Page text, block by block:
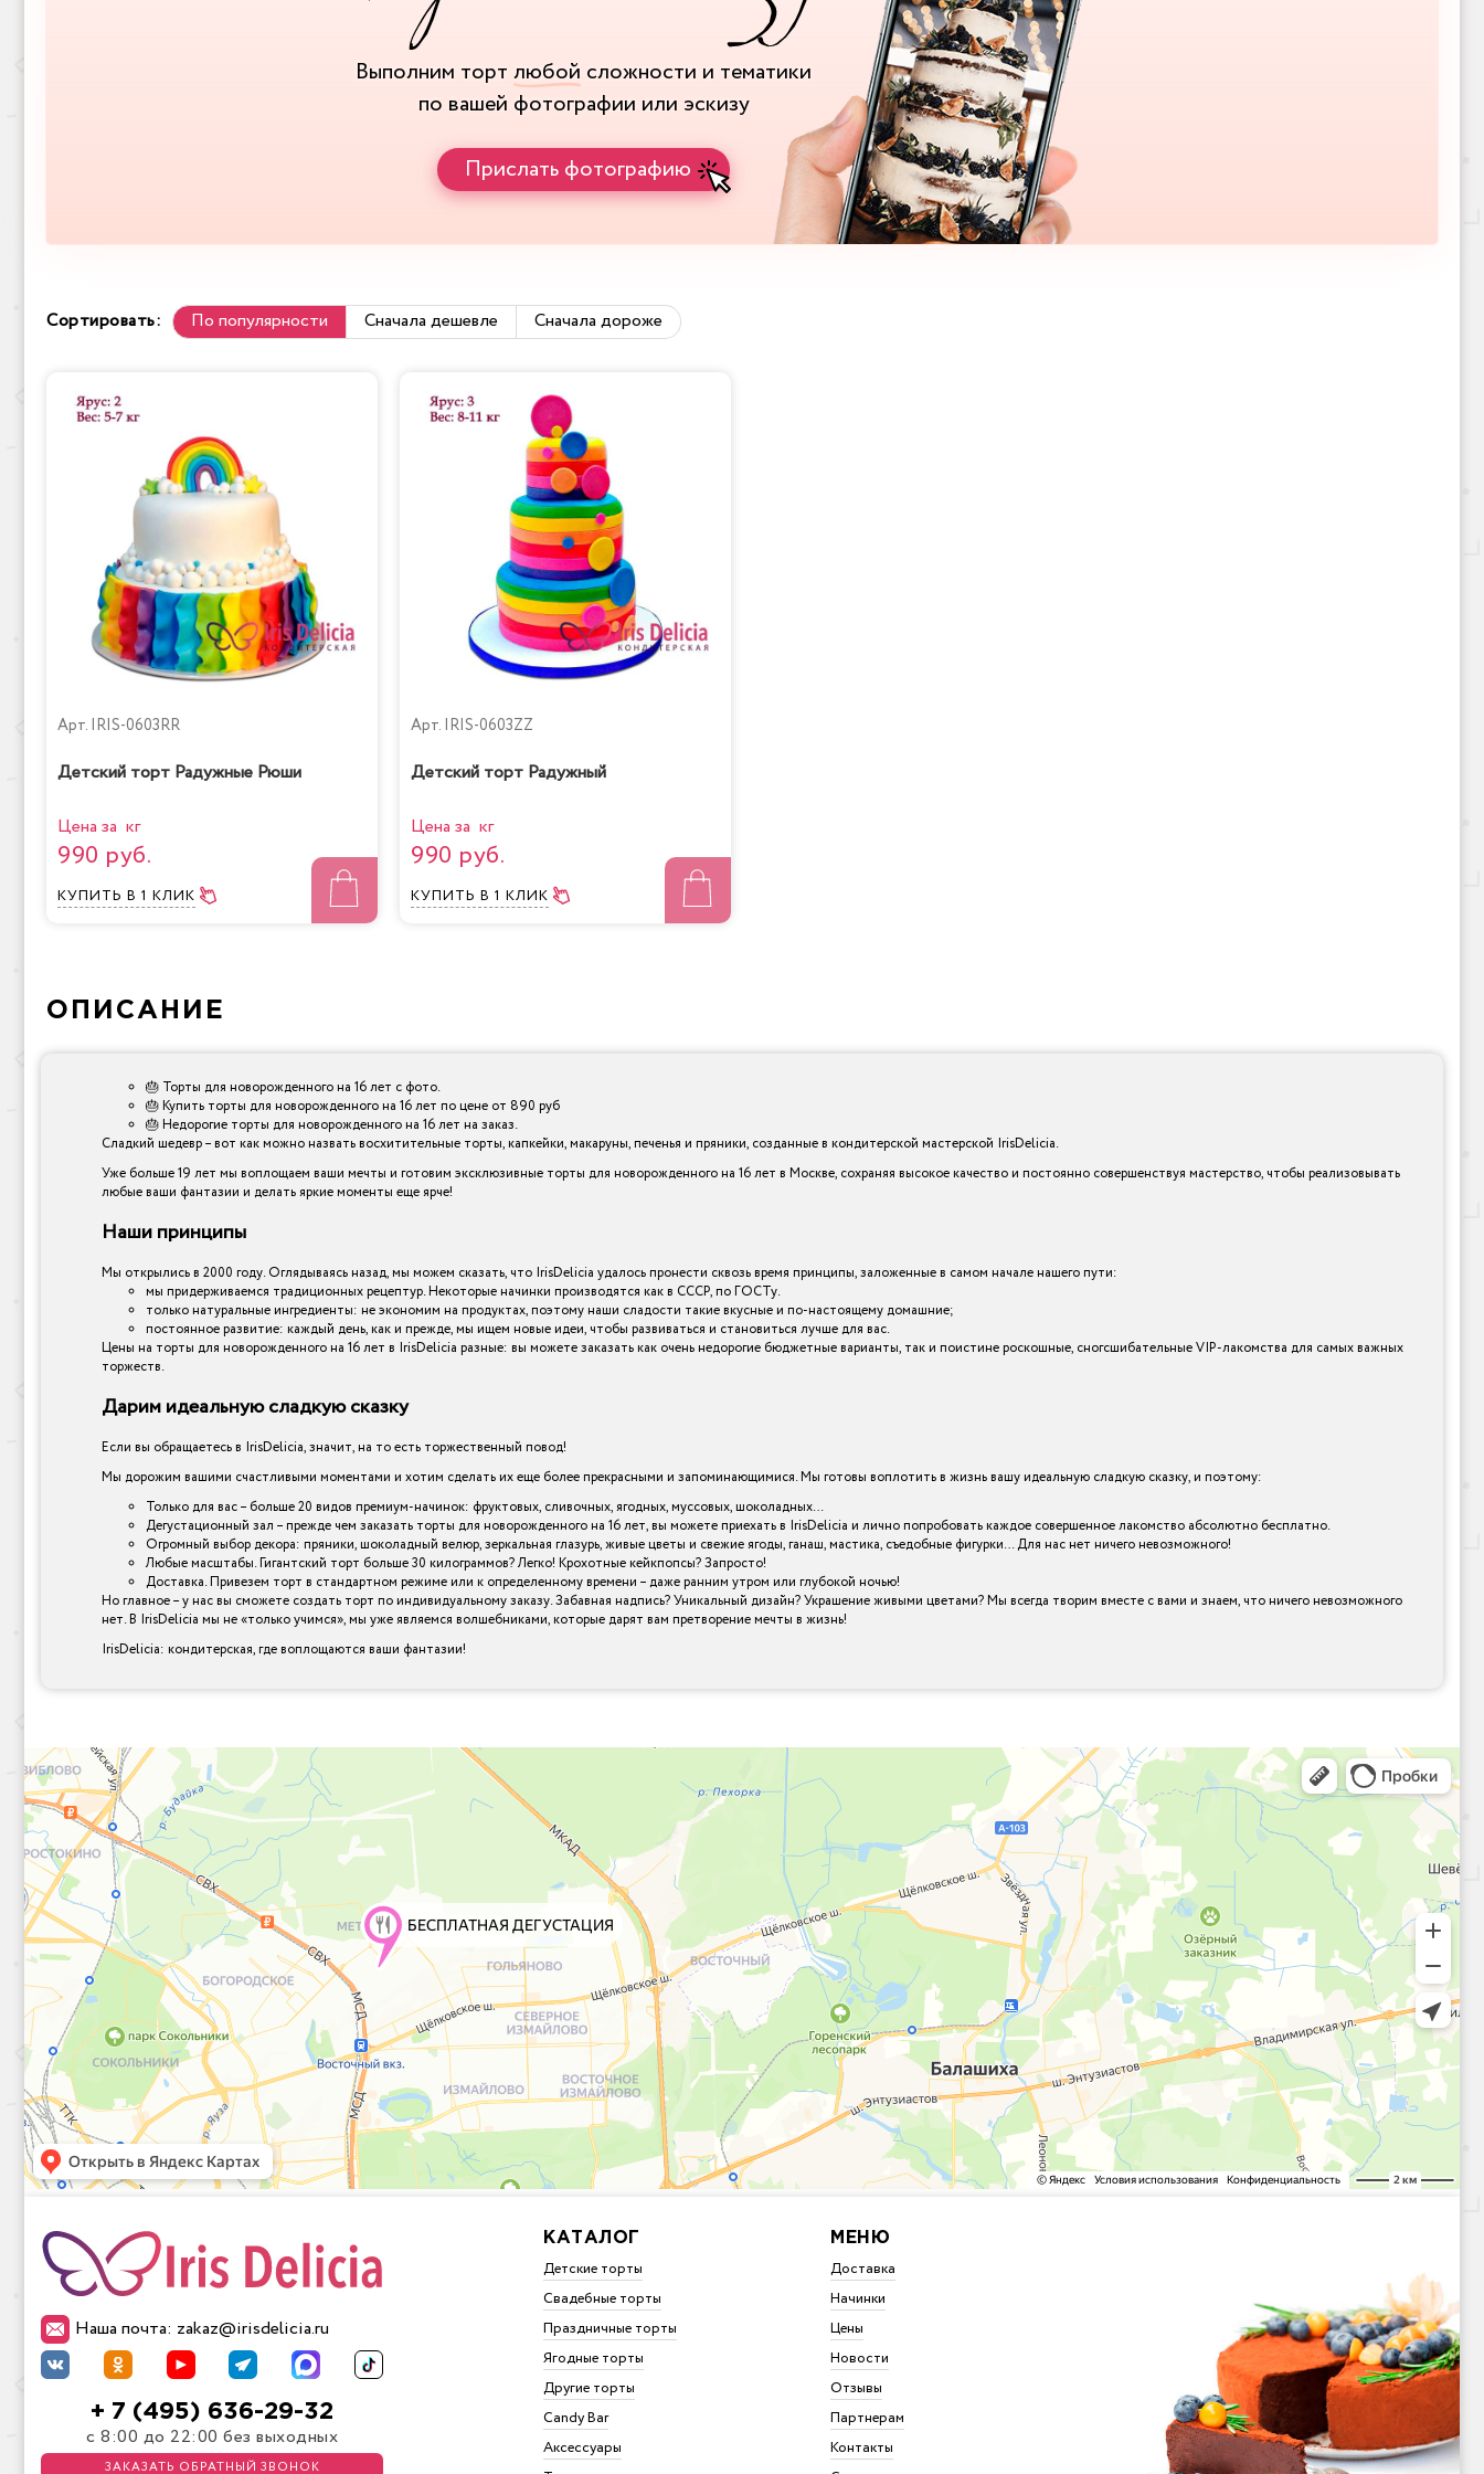
Выполним торт любой сложности и тематики
по вашей фотографии или эскизу
Прислать фотографию
Сортировать: По популярности Сначала дешевле Сначала дороже
Арт. IRIS-0603RR
Детский торт Радужные Рюши
Цена за кг
990 руб.
КУПИТЬ В 1 КЛИК
Арт. IRIS-0603ZZ
Детский торт Радужный
Цена за кг
990 руб.
КУПИТЬ В 1 КЛИК
ОПИСАНИЕ
🎂 Торты для новорожденного на 16 лет с фото.
🎂 Купить торты для новорожденного на 16 лет по цене от 890 руб
🎂 Недорогие торты для новорожденного на 16 лет на заказ.
Сладкий шедевр – вот как можно назвать восхитительные торты, капкейки, макаруны, печенья и пряники, созданные в кондитерской мастерской IrisDelicia.
Уже больше 19 лет мы воплощаем ваши мечты и готовим эксклюзивные торты для новорожденного на 16 лет в Москве, сохраняя высокое качество и постоянно совершенствуя мастерство, чтобы реализовывать
любые ваши фантазии и делать яркие моменты еще ярче!
Наши принципы
Мы открылись в 2000 году. Оглядываясь назад, мы можем сказать, что IrisDelicia удалось пронести сквозь время принципы, заложенные в самом начале нашего пути:
мы придерживаемся традиционных рецептур. Некоторые начинки производятся как в СССР, по ГОСТу.
только натуральные ингредиенты: не экономим на продуктах, поэтому наши сладости такие вкусные и по-настоящему домашние;
постоянное развитие: каждый день, как и прежде, мы ищем новые идеи, чтобы развиваться и становиться лучше для вас.
Цены на торты для новорожденного на 16 лет в IrisDelicia разные: вы можете заказать как очень недорогие бюджетные варианты, так и поистине роскошные, сногсшибательные VIP-лакомства для самых важных
торжеств.
Дарим идеальную сладкую сказку
Если вы обращаетесь в IrisDelicia, значит, на то есть торжественный повод!
Мы дорожим вашими счастливыми моментами и хотим сделать их еще более прекрасными и запоминающимися. Мы готовы воплотить в жизнь вашу идеальную сладкую сказку, и поэтому:
Только для вас – больше 20 видов премиум-начинок: фруктовых, сливочных, ягодных, муссовых, шоколадных…
Дегустационный зал – прежде чем заказать торты для новорожденного на 16 лет, вы можете приехать в IrisDelicia и лично попробовать каждое совершенное лакомство абсолютно бесплатно.
Огромный выбор декора: пряники, шоколадный велюр, зеркальная глазурь, живые цветы и свежие ягоды, ганаш, мастика, съедобные фигурки… Для нас нет ничего невозможного!
Любые масштабы. Гигантский торт больше 30 килограммов? Легко! Крохотные кейкпопсы? Запросто!
Доставка. Привезем торт в стандартном режиме или к определенному времени – даже ранним утром или глубокой ночью!
Но главное – у нас вы сможете создать торт по индивидуальному заказу. Забавная надпись? Уникальный дизайн? Украшение живыми цветами? Мы всегда творим вместе с вами и знаем, что ничего невозможного
нет. В IrisDelicia мы не «только учимся», мы уже являемся волшебниками, которые дарят вам претворение мечты в жизнь!
IrisDelicia: кондитерская, где воплощаются ваши фантазии!
Наша почта: zakaz@irisdelicia.ru
+ 7 (495) 636-29-32
с 8:00 до 22:00 без выходных
ЗАКАЗАТЬ ОБРАТНЫЙ ЗВОНОК
КАТАЛОГ
Детские торты
Свадебные торты
Праздничные торты
Ягодные торты
Другие торты
Candy Bar
Аксессуары
МЕНЮ
Доставка
Начинки
Цены
Новости
Отзывы
Партнерам
Контакты